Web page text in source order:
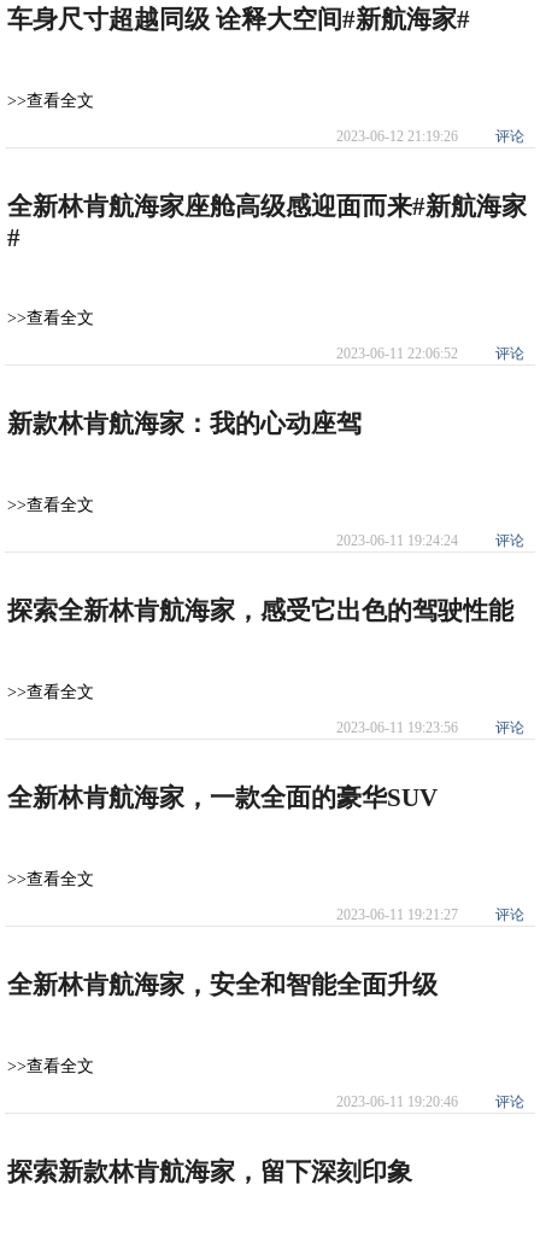
车身尺寸超越同级 诠释大空间#新航海家#
>>查看全文
2023-06-12 21:19:26 评论
全新林肯航海家座舱高级感迎面而来#新航海家
#
>>查看全文
2023-06-11 22:06:52 评论
新款林肯航海家：我的心动座驾
>>查看全文
2023-06-11 19:24:24 评论
探索全新林肯航海家，感受它出色的驾驶性能
>>查看全文
2023-06-11 19:23:56 评论
全新林肯航海家，一款全面的豪华SUV
>>查看全文
2023-06-11 19:21:27 评论
全新林肯航海家，安全和智能全面升级
>>查看全文
2023-06-11 19:20:46 评论
探索新款林肯航海家，留下深刻印象